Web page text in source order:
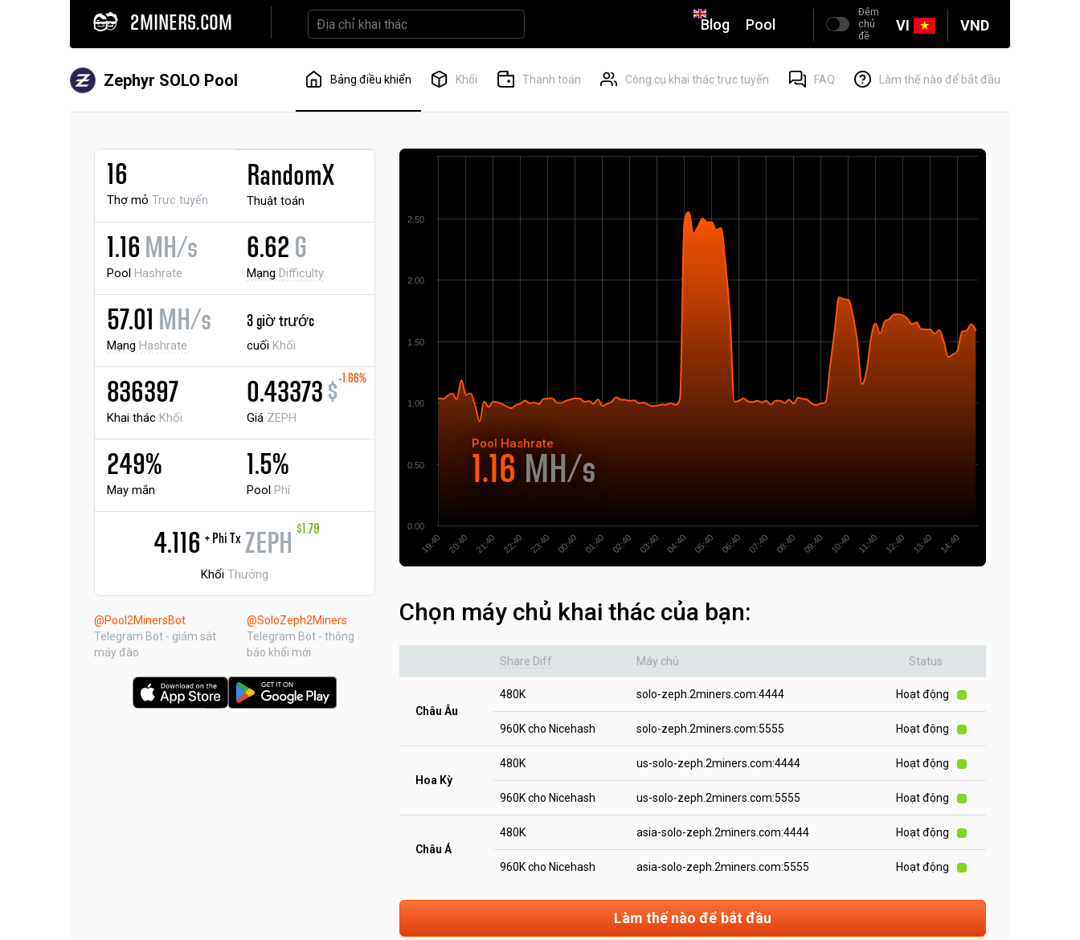
2MINERS.COM VI VND
Blog Pool
Đêm
chủ
đề
Zephyr SOLO Pool Bảng điều khiển Khối Thanh toán Công cụ khai thác trực tuyến FAQ Làm thế nào để bắt đầu
16
Thợ mỏ Trực tuyến
RandomX
Thuật toán
1.16 MH/s
Pool Hashrate
6.62 G
Mạng Difficulty
57.01 MH/s
Mạng Hashrate
3 giờ trước
cuối Khối
836397
Khai thác Khối
0.43373 $-1.66%
Giá ZEPH
249%
May mắn
1.5%
Pool Phí
4.116 + Phí Tx ZEPH
$1.79
Khối Thưởng
@Pool2MinersBot
Telegram Bot - giám sát
máy đào
@SoloZeph2Miners
Telegram Bot - thông
báo khối mới
Pool Hashrate
1.16 MH/s
19:40 20:40 21:40 22:40 23:40 00:40 01:40 02:40 03:40 04:40 05:40 06:40 07:40 08:40 09:40 10:40 11:40 12:40 13:40 14:40
0.00
0.50
1.00
1.50
2.00
2.50
Chọn máy chủ khai thác của bạn:
Share Diff Máy chủ Status
Châu Âu
480K solo-zeph.2miners.com:4444 Hoạt động
960K cho Nicehash solo-zeph.2miners.com:5555 Hoạt động
Hoa Kỳ
480K us-solo-zeph.2miners.com:4444 Hoạt động
960K cho Nicehash us-solo-zeph.2miners.com:5555 Hoạt động
Châu Á
480K asia-solo-zeph.2miners.com:4444 Hoạt động
960K cho Nicehash asia-solo-zeph.2miners.com:5555 Hoạt động
Làm thế nào để bắt đầu